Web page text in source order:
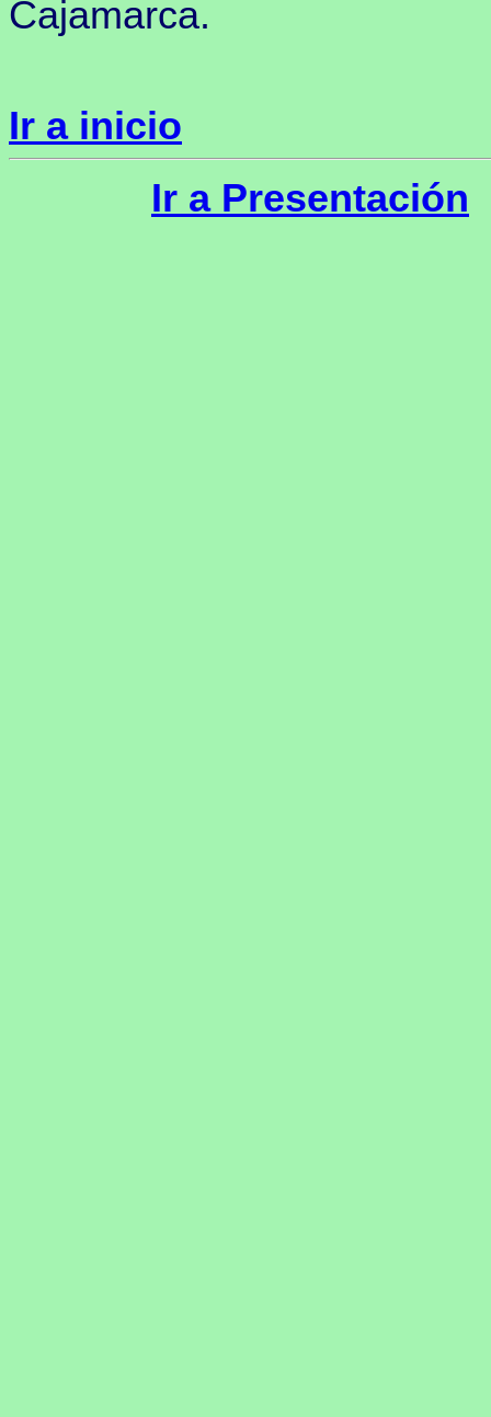
Cajamarca.
Ir a inicio
Ir a Presentación